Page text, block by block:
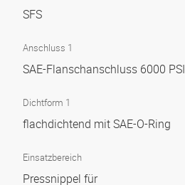
SFS
Anschluss 1
SAE-Flanschanschluss 6000 PSI
Dichtform 1
flachdichtend mit SAE-O-Ring
Einsatzbereich
Pressnippel für